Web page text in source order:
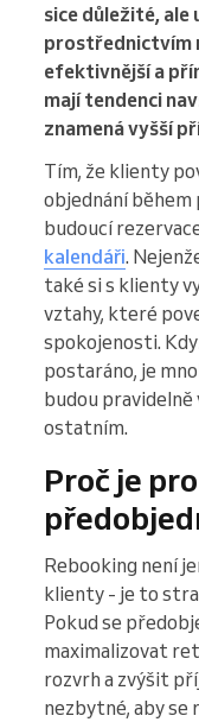
sice důležité,
prostřednictvím
efektivnější a
mají tendenci
znamená vyšší
Tím, že klienty
objednání
budoucí
kalendáři.
také si s klienty
vztahy, které
spokojenosti.
postaráno, je
budou
ostatním.
Proč je
Rebooking není
klienty - je to
Pokud se
maximalizovat
rozvrh a zvýšit
nezbytné, aby se